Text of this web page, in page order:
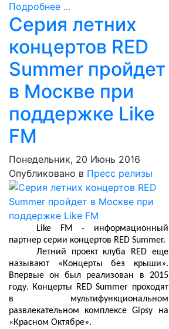
Подробнее ...
Серия летних
концертов RED
Summer пройдет
в Москве при
поддержке Like
FM
Понедельник, 20 Июнь 2016
Опубликовано в Пресс релизы
Like FM - информационный
партнер серии концертов RED Summer.
Летний проект клуба RED еще
называют «Концерты без крыши».
Впервые он был реализован в 2015
году. Концерты RED Summer проходят
в мультифункциональном
развлекательном комплексе Gipsy на
«Красном Октябре».